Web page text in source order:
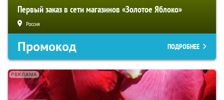
Первый заказ в сети магазинов «Золотое Яблоко»
Россия
Промокод ПОДРОБНЕЕ